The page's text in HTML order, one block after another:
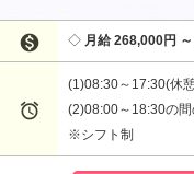
 月給 268,000円

(1)08:30～17:30(休
(2)08:00～18:30の
※シフト制